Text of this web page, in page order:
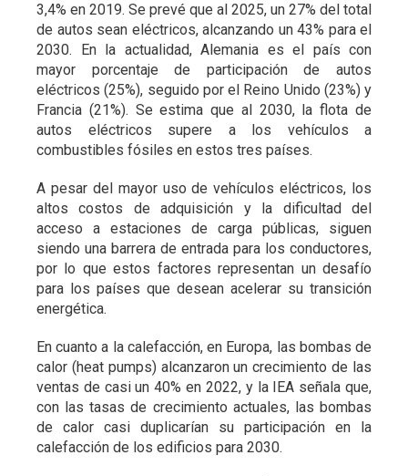
3,4% en 2019. Se prevé que al 2025, un 27% del total
de autos sean eléctricos, alcanzando un 43% para el
2030. En la actualidad, Alemania es el país con
mayor porcentaje de participación de autos
eléctricos (25%), seguido por el Reino Unido (23%) y
Francia (21%). Se estima que al 2030, la flota de
autos eléctricos supere a los vehículos a
combustibles fósiles en estos tres países.
A pesar del mayor uso de vehículos eléctricos, los
altos costos de adquisición y la dificultad del
acceso a estaciones de carga públicas, siguen
siendo una barrera de entrada para los conductores,
por lo que estos factores representan un desafío
para los países que desean acelerar su transición
energética.
En cuanto a la calefacción, en Europa, las bombas de
calor (heat pumps) alcanzaron un crecimiento de las
ventas de casi un 40% en 2022, y la IEA señala que,
con las tasas de crecimiento actuales, las bombas
de calor casi duplicarían su participación en la
calefacción de los edificios para 2030.